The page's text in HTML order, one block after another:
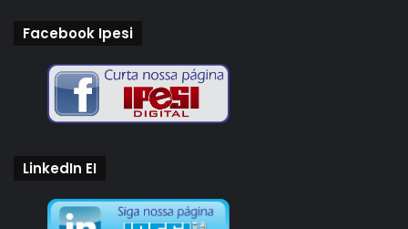
https://www.jetro.go.jp/brazil/topics/446610.html
investidores
Facebook Ipesi
LinkedIn EI